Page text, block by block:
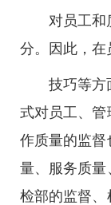
对员工和
分。因此，在
技巧等方
式对员工、管
作质量的监
量、服务质
检部的监督、